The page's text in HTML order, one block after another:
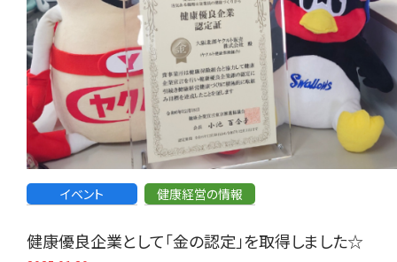
イベント 健康経営の情報
健康優良企業として「金の認定」を取得しました☆